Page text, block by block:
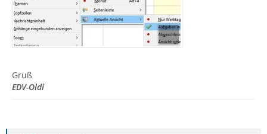
Gruß
EDV-Oldi